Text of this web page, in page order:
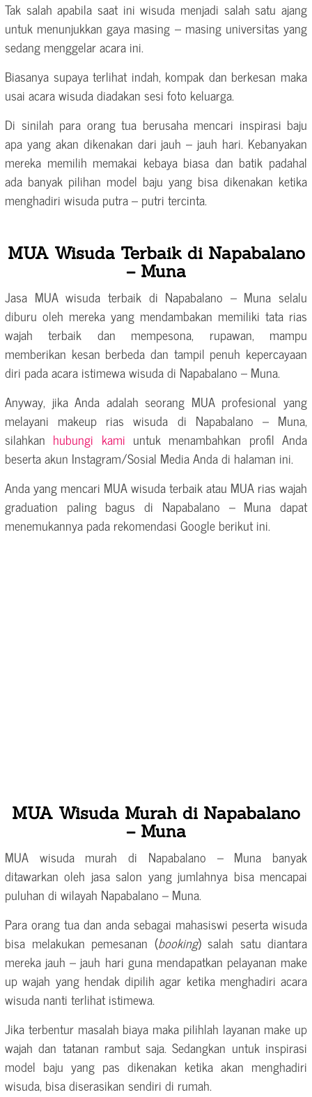
Tak salah apabila saat ini wisuda menjadi salah satu ajang
untuk menunjukkan gaya masing – masing universitas yang
sedang menggelar acara ini.
Biasanya supaya terlihat indah, kompak dan berkesan maka
usai acara wisuda diadakan sesi foto keluarga.
Di sinilah para orang tua berusaha mencari inspirasi baju
apa yang akan dikenakan dari jauh – jauh hari. Kebanyakan
mereka memilih memakai kebaya biasa dan batik padahal
ada banyak pilihan model baju yang bisa dikenakan ketika
menghadiri wisuda putra – putri tercinta.
MUA Wisuda Terbaik di Napabalano
– Muna
Jasa MUA wisuda terbaik di Napabalano – Muna selalu
diburu oleh mereka yang mendambakan memiliki tata rias
wajah terbaik dan mempesona, rupawan, mampu
memberikan kesan berbeda dan tampil penuh kepercayaan
diri pada acara istimewa wisuda di Napabalano – Muna.
Anyway, jika Anda adalah seorang MUA profesional yang
melayani makeup rias wisuda di Napabalano – Muna,
silahkan hubungi kami untuk menambahkan profil Anda
beserta akun Instagram/Sosial Media Anda di halaman ini.
Anda yang mencari MUA wisuda terbaik atau MUA rias wajah
graduation paling bagus di Napabalano – Muna dapat
menemukannya pada rekomendasi Google berikut ini.
MUA Wisuda Murah di Napabalano
– Muna
MUA wisuda murah di Napabalano – Muna banyak
ditawarkan oleh jasa salon yang jumlahnya bisa mencapai
puluhan di wilayah Napabalano – Muna.
Para orang tua dan anda sebagai mahasiswi peserta wisuda
bisa melakukan pemesanan (booking) salah satu diantara
mereka jauh – jauh hari guna mendapatkan pelayanan make
up wajah yang hendak dipilih agar ketika menghadiri acara
wisuda nanti terlihat istimewa.
Jika terbentur masalah biaya maka pilihlah layanan make up
wajah dan tatanan rambut saja. Sedangkan untuk inspirasi
model baju yang pas dikenakan ketika akan menghadiri
wisuda, bisa diserasikan sendiri di rumah.